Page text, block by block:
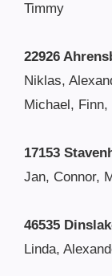
Timmy
22926
Niklas,
Michael, Finn,
17153
Jan, Connor,
46535
Linda,